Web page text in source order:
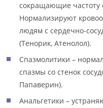
сокращающие частоту
Нормализируют
людям с сердечно-
(Тенорик, Атенолол).
Спазмолитики –
спазмы со стенок
Папаверин).
Анальгетики –